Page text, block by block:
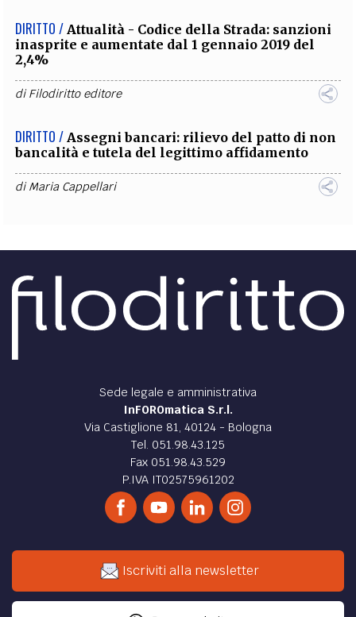
DIRITTO / Attualità - Codice della Strada: sanzioni
inasprite e aumentate dal 1 gennaio 2019 del
2,4%
diFilodiritto editore
DIRITTO / Assegni bancari: rilievo del patto di non
bancalità e tutela del legittimo affidamento
diMaria Cappellari
Sede legale e amministrativa
InFOROmatica S.r.l.
Via Castiglione 81, 40124 - Bologna
Tel. 051.98.43.125
Fax 051.98.43.529
P.IVA IT02575961202
Iscriviti alla newsletter